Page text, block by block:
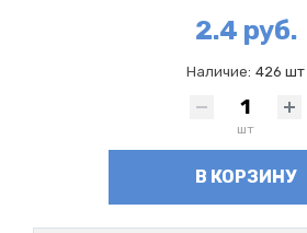
2.4 руб.
Наличие: 426 шт
шт
В КОРЗИНУ